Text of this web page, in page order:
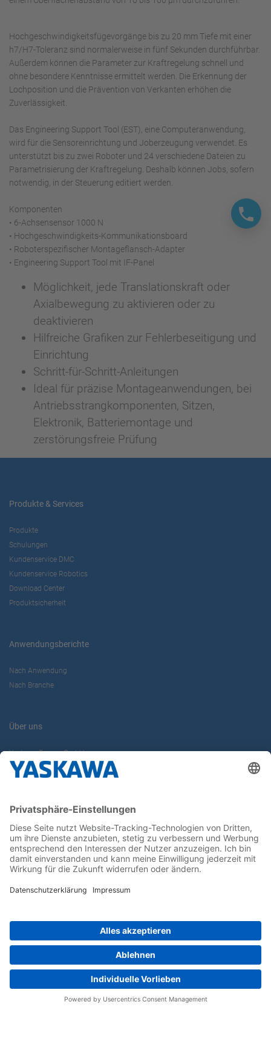
Hochgeschwindigkeitsfügevorgänge bis zu 20 mm Tiefe mit einer
h7/H7-Toleranz sind normalerweise in fünf Sekunden durchführbar.
Außerdem können die Parameter zur Kraftregelung schnell und
ohne besondere Kenntnisse ermittelt werden. Die Erkennung der
Lochposition und die Prävention von Verkanten erhöhen die
Zuverlässigkeit.
Das Engineering Support Tool (EST), eine Computeranwendung,
wird für die Sensoreinrichtung und Joberzeugung verwendet. Es
unterstützt bis zu zwei Roboter und 24 verschiedene Dateien zu
Parametrisierung der Kraftregelung. Deshalb können Jobs, sofern
notwendig, in der Steuerung editiert werden.
Komponenten
• 6-Achsensensor 1000 N
• Hochgeschwindigkeits-Kommunikationsboard
• Roboterspezifischer Montageflansch-Adapter
• Engineering Support Tool mit IF-Panel
Möglichkeit, jede Translationskraft oder
Axialbewegung zu aktivieren oder zu
deaktivieren
Hilfreiche Grafiken zur Fehlerbeseitigung und
Einrichtung
Schritt-für-Schritt-Anleitungen
Ideal für präzise Montageanwendungen, bei
Antriebsstrangkomponenten, Sitzen,
Elektronik, Batteriemontage und
zerstörungsfreie Prüfung
Produkte & Services
Produkte
Schulungen
Kundenservice DMC
Kundenservice Robotics
Download Center
Produktsicherheit
Anwendungsberichte
Nach Anwendung
Nach Branche
Über uns
Yaskawa Europe GmbH
Karriere
Newsletter
Follow us on...
Home Impressum Privacy
Cookie Choices
Whistleblowing
Yaskawa Europe GmbH